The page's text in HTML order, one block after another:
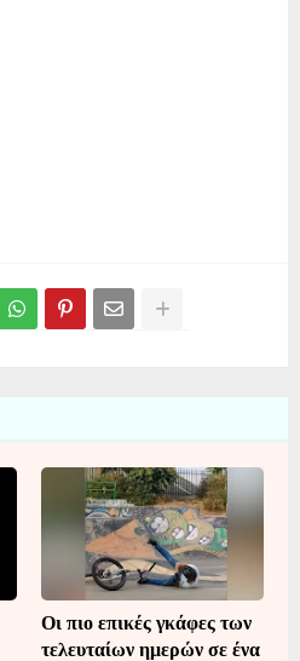
Οι πιο επικές γκάφες των
τελευταίων ημερών σε ένα